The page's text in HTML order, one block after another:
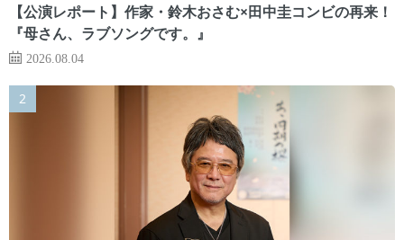
【公演レポート】作家・鈴木おさむ×田中圭コンビの再来！
『母さん、ラブソングです。』
2026.08.04